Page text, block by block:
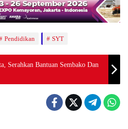
Pendidikan SYT
Serahkan Bantuan Sembako Dan